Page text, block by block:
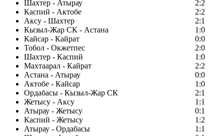
Шахтер - Атырау
2:2
Каспий - Актобе
2:2
Аксу - Шахтер
2:1
Кызыл-Жар СК - Астана
1:0
Кайсар - Кайрат
0:0
Тобол - Окжетпес
2:0
Шахтер - Каспий
1:0
Махтаарал - Кайрат
2:2
Астана - Атырау
0:0
Актобе - Кайсар
1:0
Ордабасы - Кызыл-Жар СК
2:1
Жетысу - Аксу
1:1
Атырау - Жетысу
0:1
Каспий - Жетысу
1:2
Атырау - Ордабасы
1:1